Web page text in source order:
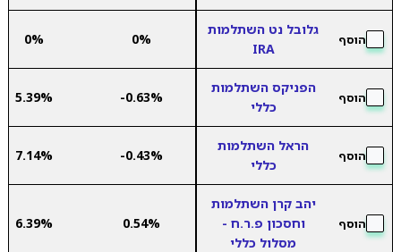
הוסף
גלובל נט השתלמות
IRA
0%
0%
הוסף
הפניקס השתלמות
כללי
-0.63%
5.39%
הוסף
הראל השתלמות
כללי
-0.43%
7.14%
הוסף
יהב קרן השתלמות
וחסכון פ.ר.ח -
מסלול כללי
0.54%
6.39%